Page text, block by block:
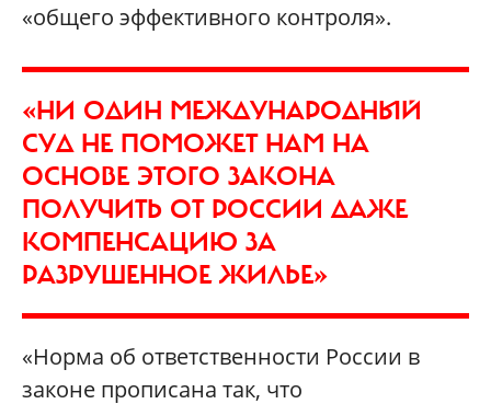
«общего эффективного контроля».
«НИ ОДИН МЕЖДУНАРОДНЫЙ
СУД НЕ ПОМОЖЕТ НАМ НА
ОСНОВЕ ЭТОГО ЗАКОНА
ПОЛУЧИТЬ ОТ РОССИИ ДАЖЕ
КОМПЕНСАЦИЮ ЗА
РАЗРУШЕННОЕ ЖИЛЬЕ»
«Норма об ответственности России в
законе прописана так, что